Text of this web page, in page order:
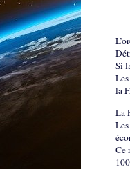
Si
la
La
Ce